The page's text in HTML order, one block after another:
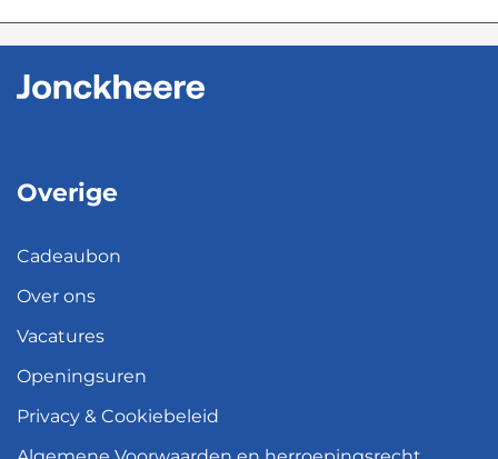
Overige
Cadeaubon
Over ons
Vacatures
Openingsuren
Privacy & Cookiebeleid